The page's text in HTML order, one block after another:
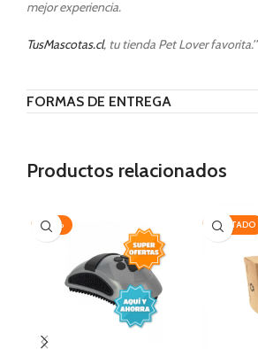
mejor experiencia.
TusMascotas.cl, tu tienda Pet Lover favorita.’’
FORMAS DE ENTREGA
Productos relacionados
-30% AGOTADO